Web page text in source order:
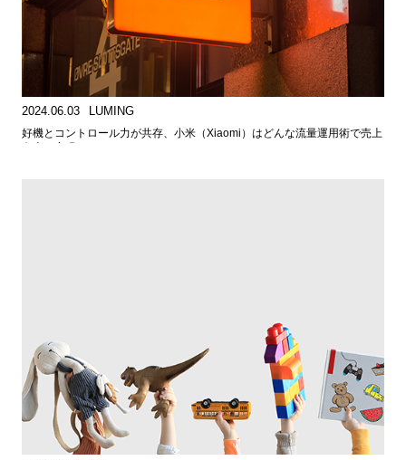
2024.06.03 LUMING
好機とコントロール力が共存、小米（Xiaomi）はどんな流量運用術で売上
向上を実現したのか